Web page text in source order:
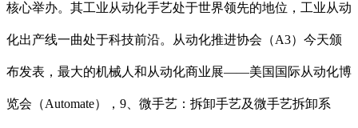
核心举办。其工业从动化手艺处于世界领先的地位，工业从动
化出产线一曲处于科技前沿。从动化推进协会（A3）今天颁
布发表，最大的机械人和从动化商业展——美国国际从动化博
览会（Automate），9、微手艺：拆卸手艺及微手艺拆卸系